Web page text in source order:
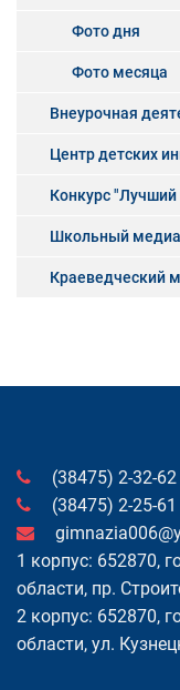
Фото дня
Фото месяца
Внеурочная
Центр детских
Конкурс "Лучший
Школьный
Краеведческий
(38475) 2-32-
(38475) 2-25-
1 корпус: 652870,
области, пр.
2 корпус: 652870,
области, ул.